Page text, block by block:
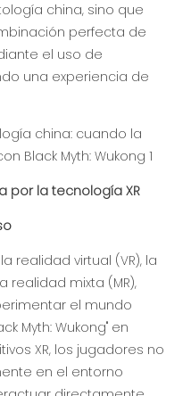
china, sino que
perfecta de
el uso de
una experiencia de
por la tecnología XR
realidad virtual (VR), la
realidad mixta (MR),
el mundo
Myth: Wukong" en
XR, los jugadores no
en el entorno